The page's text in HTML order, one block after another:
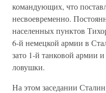
командующих, что
несвоевременно.
населенных пунктов
6-й немецкой армии в
зато 1-й танковой армии
ловушки.
На этом заседании